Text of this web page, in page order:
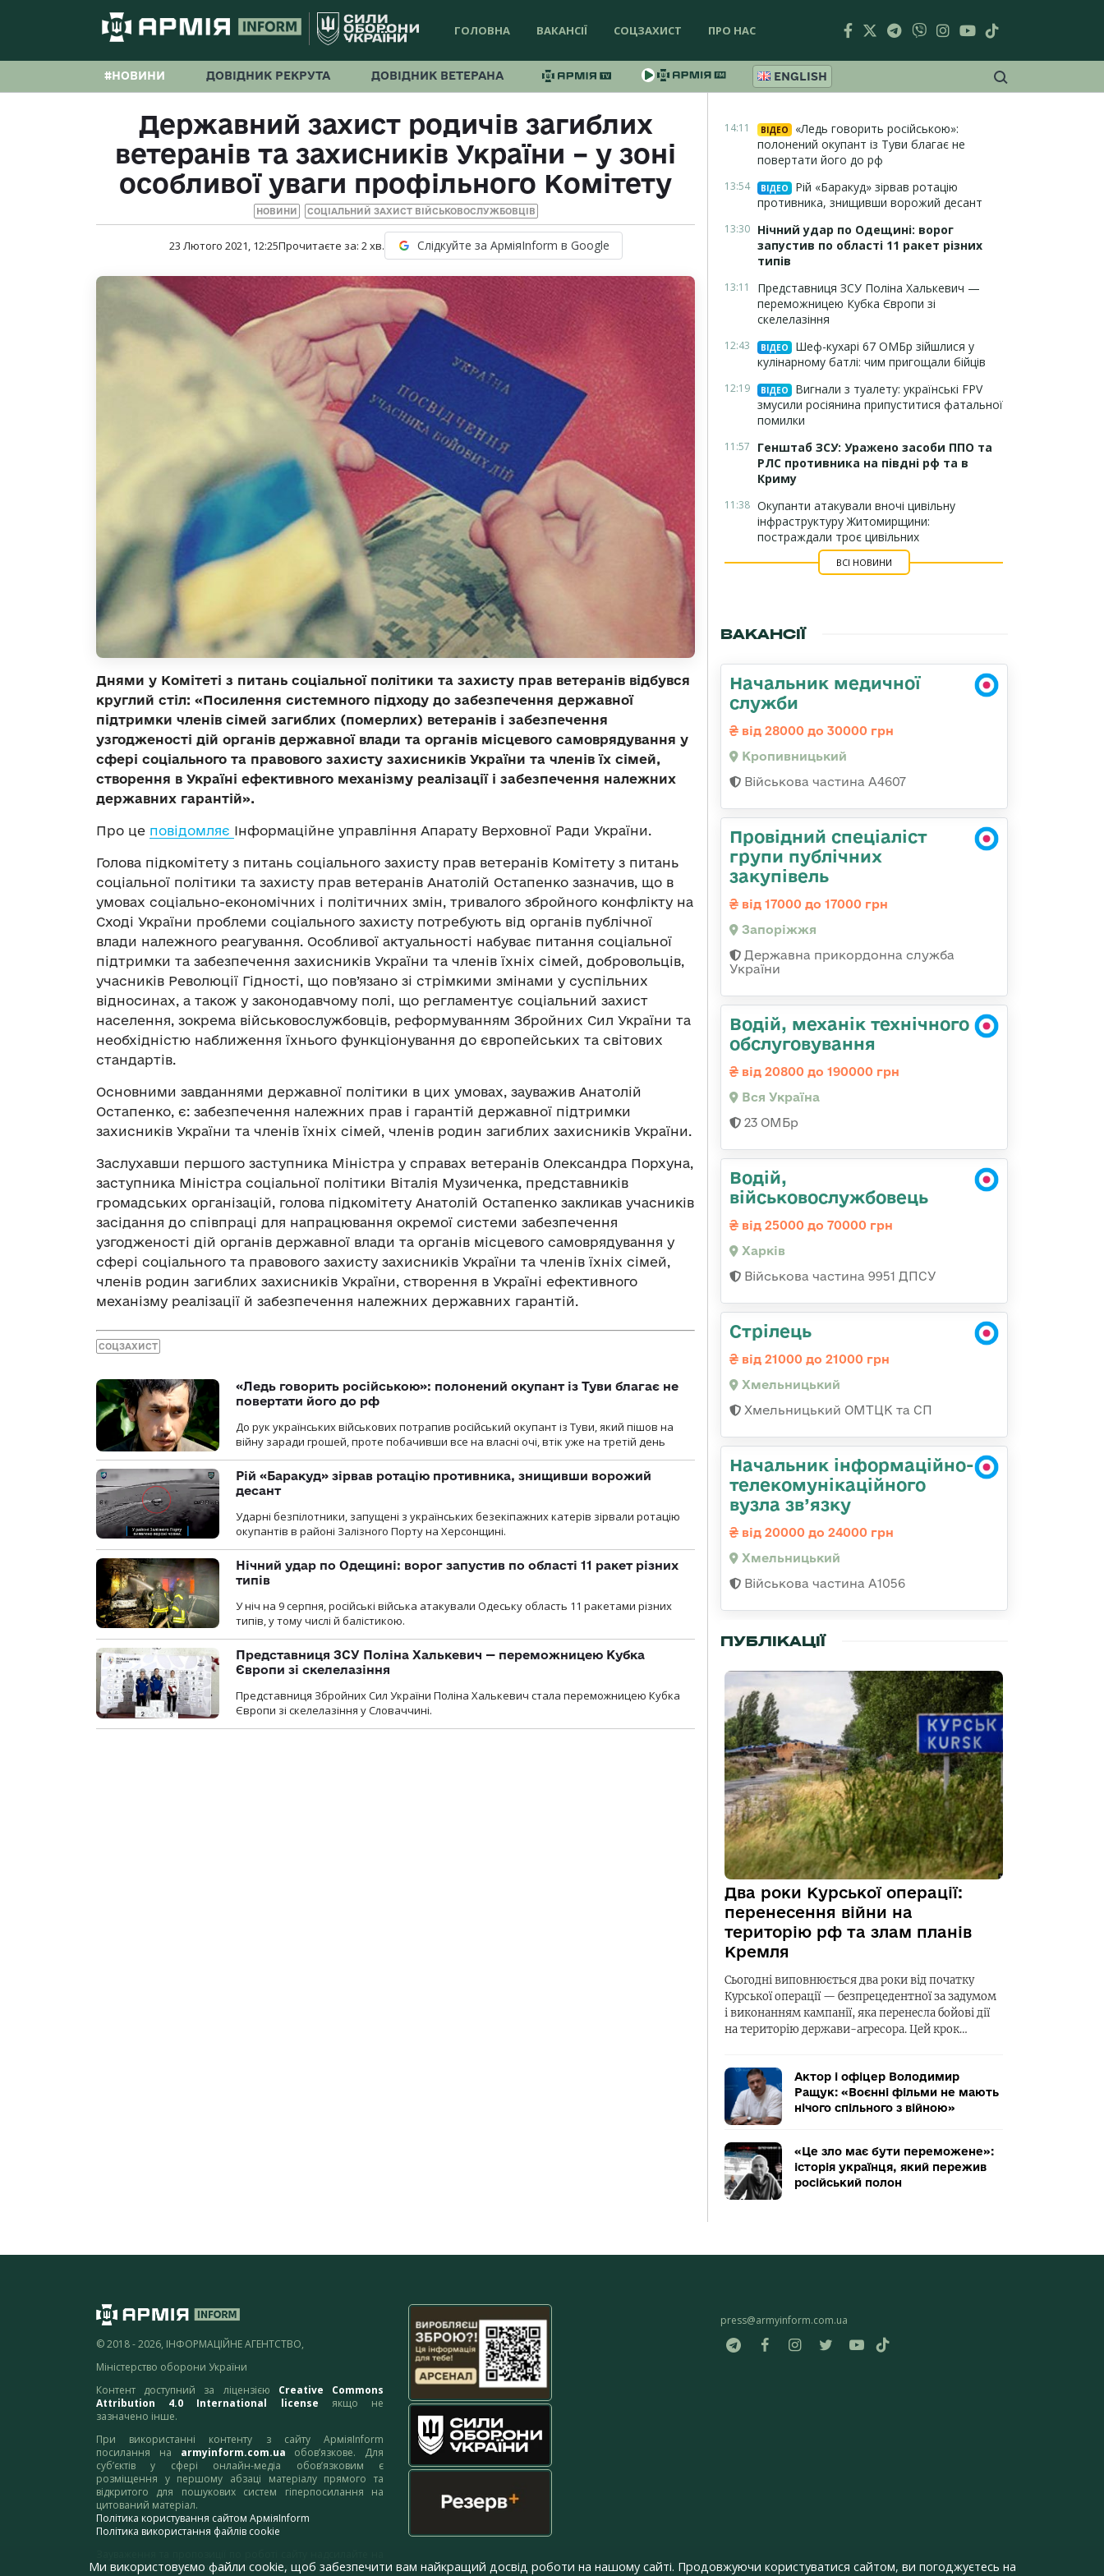
ГОЛОВНА ВАКАНСІЇ СОЦЗАХИСТ ПРО НАС
#НОВИНИ ДОВІДНИК РЕКРУТА ДОВІДНИК ВЕТЕРАНА ENGLISH
Державний захист родичів загиблих
ветеранів та захисників України – у зоні
особливої уваги профільного Комітету
НОВИНИ СОЦІАЛЬНИЙ ЗАХИСТ ВІЙСЬКОВОСЛУЖБОВЦІВ
23 Лютого 2021, 12:25Прочитаєте за: 2хв. Слідкуйте за АрміяInform в Google
Днями у Комітеті з питань соціальної політики та захисту прав ветеранів відбувся
круглий стіл: «Посилення системного підходу до забезпечення державної
підтримки членів сімей загиблих (померлих) ветеранів і забезпечення
узгодженості дій органів державної влади та органів місцевого самоврядування у
сфері соціального та правового захисту захисників України та членів їх сімей,
створення в Україні ефективного механізму реалізації і забезпечення належних
державних гарантій».
Про це повідомляє Інформаційне управління Апарату Верховної Ради України.
Голова підкомітету з питань соціального захисту прав ветеранів Комітету з питань
соціальної політики та захисту прав ветеранів Анатолій Остапенко зазначив, що в
умовах соціально-економічних і політичних змін, тривалого збройного конфлікту на
Сході України проблеми соціального захисту потребують від органів публічної
влади належного реагування. Особливої актуальності набуває питання соціальної
підтримки та забезпечення захисників України та членів їхніх сімей, добровольців,
учасників Революції Гідності, що пов’язано зі стрімкими змінами у суспільних
відносинах, а також у законодавчому полі, що регламентує соціальний захист
населення, зокрема військовослужбовців, реформуванням Збройних Сил України та
необхідністю наближення їхнього функціонування до європейських та світових
стандартів.
Основними завданнями державної політики в цих умовах, зауважив Анатолій
Остапенко, є: забезпечення належних прав і гарантій державної підтримки
захисників України та членів їхніх сімей, членів родин загиблих захисників України.
Заслухавши першого заступника Міністра у справах ветеранів Олександра Порхуна,
заступника Міністра соціальної політики Віталія Музиченка, представників
громадських організацій, голова підкомітету Анатолій Остапенко закликав учасників
засідання до співпраці для напрацювання окремої системи забезпечення
узгодженості дій органів державної влади та органів місцевого самоврядування у
сфері соціального та правового захисту захисників України та членів їхніх сімей,
членів родин загиблих захисників України, створення в Україні ефективного
механізму реалізації й забезпечення належних державних гарантій.
СОЦЗАХИСТ
«Ледь говорить російською»: полонений окупант із Туви благає не
повертати його до рф
До рук українських військових потрапив російський окупант із Туви, який пішов на
війну заради грошей, проте побачивши все на власні очі, втік уже на третій день
Рій «Баракуд» зірвав ротацію противника, знищивши ворожий
десант
Ударні безпілотники, запущені з українських безекіпажних катерів зірвали ротацію
окупантів в районі Залізного Порту на Херсонщині.
Нічний удар по Одещині: ворог запустив по області 11 ракет різних
типів
У ніч на 9 серпня, російські війська атакували Одеську область 11 ракетами різних
типів, у тому числі й балістикою.
Представниця ЗСУ Поліна Халькевич — переможницею Кубка
Європи зі скелелазіння
Представниця Збройних Сил України Поліна Халькевич стала переможницею Кубка
Європи зі скелелазіння у Словаччині.
14:11 ВІДЕО
«Ледь говорить російською»:
полонений окупант із Туви благає не
повертати його до рф
13:54 ВІДЕО
Рій «Баракуд» зірвав ротацію
противника, знищивши ворожий десант
13:30 Нічний удар по Одещині: ворог
запустив по області 11 ракет різних
типів
13:11
Представниця ЗСУ Поліна Халькевич —
переможницею Кубка Європи зі
скелелазіння
12:43 ВІДЕО
Шеф-кухарі 67 ОМБр зійшлися у
кулінарному батлі: чим пригощали бійців
12:19 ВІДЕО
Вигнали з туалету: українські FPV
змусили росіянина припуститися фатальної
помилки
11:57
Генштаб ЗСУ: Уражено засоби ППО та
РЛС противника на півдні рф та в
Криму
11:38 Окупанти атакували вночі цивільну
інфраструктуру Житомирщини:
постраждали троє цивільних
ВСІ НОВИНИ
ВАКАНСІЇ
Начальник медичної
служби
від 28000 до 30000 грн
Кропивницький
Військова частина А4607
Провідний спеціаліст
групи публічних
закупівель
від 17000 до 17000 грн
Запоріжжя
Державна прикордонна служба
України
Водій, механік технічного
обслуговування
від 20800 до 190000 грн
Вся Україна
23 ОМБр
Водій,
військовослужбовець
від 25000 до 70000 грн
Харків
Військова частина 9951 ДПСУ
Стрілець
від 21000 до 21000 грн
Хмельницький
Хмельницький ОМТЦК та СП
Начальник інформаційно-
телекомунікаційного
вузла зв’язку
від 20000 до 24000 грн
Хмельницький
Військова частина А1056
ПУБЛІКАЦІЇ
Два роки Курської операції:
перенесення війни на
територію рф та злам планів
Кремля
Сьогодні виповнюється два роки від початку
Курської операції — безпрецедентної за задумом
і виконанням кампанії, яка перенесла бойові дії
на територію держави-агресора. Цей крок…
Актор і офіцер Володимир
Ращук: «Воєнні фільми не мають
нічого спільного з війною»
«Це зло має бути переможене»:
історія українця, який пережив
російський полон
© 2018 - 2026, ІНФОРМАЦІЙНЕ АГЕНТСТВО,
Міністерство оборони України
Контент доступний за ліцензією Creative Commons
Attribution 4.0 International license якщо не
зазначено інше.
При використанні контенту з сайту АрміяInform
посилання на armyinform.com.ua обов’язкове. Для
суб’єктів у сфері онлайн-медіа обов’язковим є
розміщення у першому абзаці матеріалу прямого та
відкритого для пошукових систем гіперпосилання на
цитований матеріал.
Політика користування сайтом АрміяInform
Політика використання файлів cookie
адресу:webmaster@armyinform.com.ua
press@armyinform.com.ua
Ми використовуємо файли cookie, щоб забезпечити вам найкращий досвід роботи на нашому сайті. Продовжуючи користуватися сайтом, ви погоджуєтесь на